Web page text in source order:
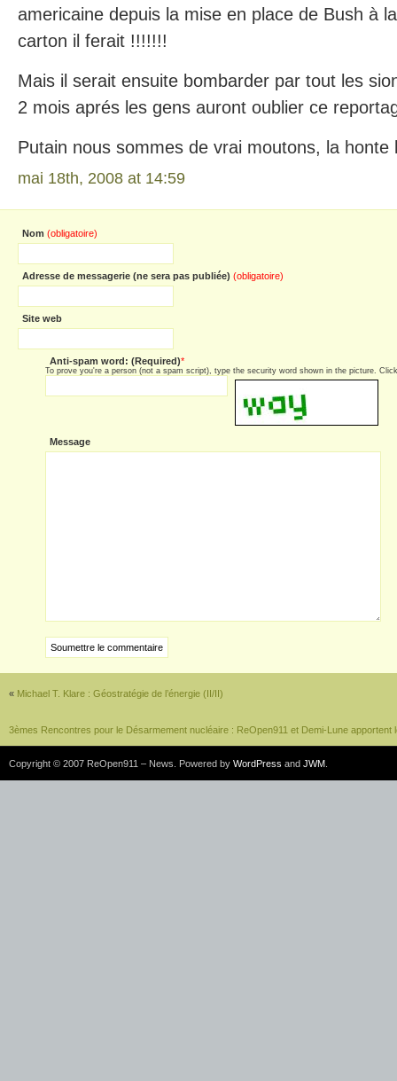
americaine depuis la mise en place de Bush à
carton il ferait !!!!!!!
Mais il serait ensuite bombarder par tout les
2 mois aprés les gens auront oublier ce
Putain nous sommes de vrai moutons, la
mai 18th, 2008 at 14:59
Nom (obligatoire)
Adresse de messagerie (ne sera pas publiée) (obligatoire)
Site web
Anti-spam word: (Required)*
To prove you're a person (not a spam script), type the security word shown in the picture.
Message
« Michael T. Klare : Géostratégie de l’énergie (II/II)
3èmes Rencontres pour le Désarmement nucléaire : ReOpen911 et Demi-Lune apportent
Copyright © 2007 ReOpen911 – News. Powered by WordPress and JWM